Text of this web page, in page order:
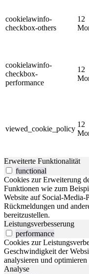
cookielawinfo-
checkbox-others
12
cookielawinfo-
checkbox-
performance
12
viewed_cookie_policy
12
Erweiterte Funktionalität
functional
Cookies zur Erweiterung
Funktionen wie zum
Website auf Social-Media-
Rückmeldungen und
bereitzustellen.
Leistungsverbesserung
performance
Cookies zur
Geschwindigkeit der
analysieren und
Analyse